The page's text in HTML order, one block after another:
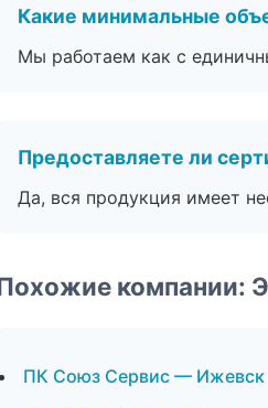
Какие минимальные
Мы работаем как с
Предоставляете ли
Да, вся продукция имеет
компании:
ПК Союз Сервис — Ижевск